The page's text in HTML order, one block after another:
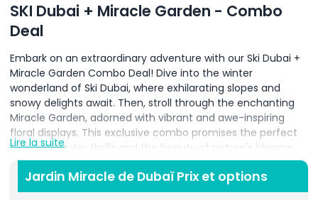
SKI Dubai + Miracle Garden - Combo
Deal
Embark on an extraordinary adventure with our Ski Dubai +
Miracle Garden Combo Deal! Dive into the winter
wonderland of Ski Dubai, where exhilarating slopes and
snowy delights await. Then, stroll through the enchanting
Miracle Garden, adorned with vibrant and awe-inspiring
floral displays. This exclusive combo promises the perfect
fusion of winter thrills and the beauty of nature's blooms.
Immerse yourself in the best of both worlds, creating
memories that blend the excitement of skiing with the
enchantment of Miracle Garden. Book now for a unique
Lire la suite
Jardin Miracle de Dubaï Prix et options